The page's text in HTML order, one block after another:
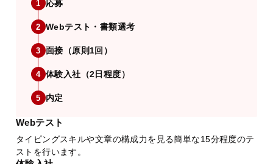
1 応募
2 Webテスト・書類選考
3 面接（原則1回）
4 体験入社（2日程度）
5 内定
Webテスト
タイピングスキルや文章の構成力を見る簡単な15分程度のテ
ストを行います。